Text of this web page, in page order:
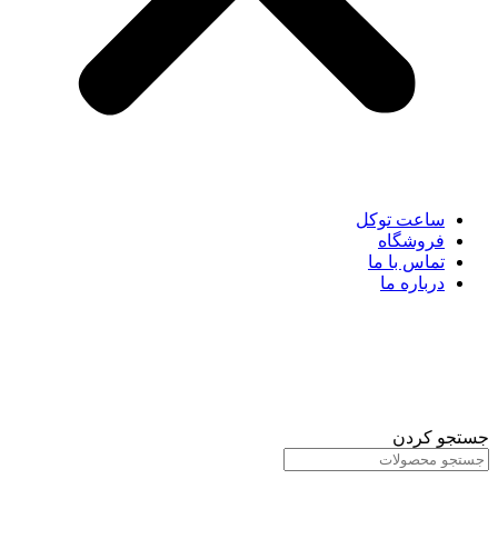
ساعت توکل
فروشگاه
تماس با ما
درباره ما
جستجو کردن